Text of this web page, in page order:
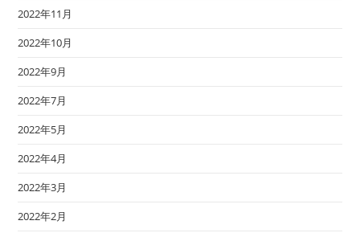
2022年11月
2022年10月
2022年9月
2022年7月
2022年5月
2022年4月
2022年3月
2022年2月